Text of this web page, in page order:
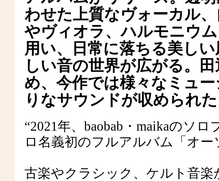
わせた上質なヴォーカル
やヴィオラ、ハルモニウ
用い、日常に落ちる美し
しい音の世界が広がる。
め、今作では様々なミュ
りなサウンドが収められ
“2021年、baobab・maikaのソ
ロ名義初のフルアルバム「オ
古楽やクラシック、ケルト音